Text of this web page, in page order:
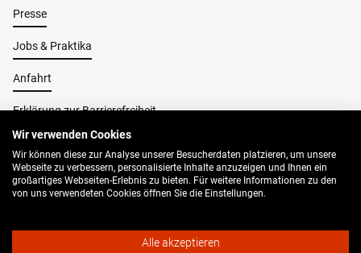
Presse
Jobs & Praktika
Anfahrt
Erklärung zur Barrierefreiheit
Impressum
AGB
Wir verwenden Cookies
Wir können diese zur Analyse unserer Besucherdaten platzieren, um unsere
Webseite zu verbessern, personalisierte Inhalte anzuzeigen und Ihnen ein
großartiges Webseiten-Erlebnis zu bieten. Für weitere Informationen zu den
von uns verwendeten Cookies öffnen Sie die Einstellungen.
Alle akzeptieren